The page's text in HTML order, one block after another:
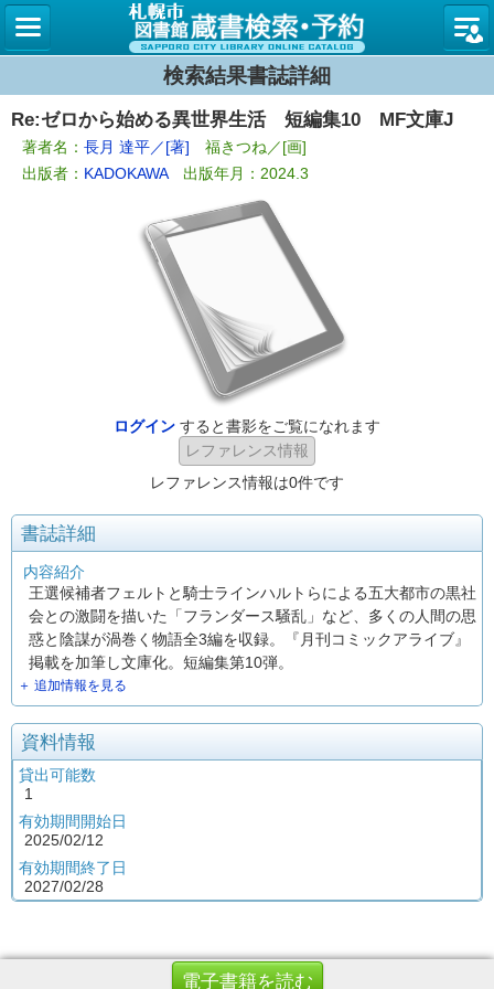
札幌市
検索結果書誌詳細
Re:ゼロから始める異世界生活 短編集10 MF文庫J
著者名： 長月 達平／[著] 福きつね／[画]
出版者： KADOKAWA出版年月：2024.3
ログイン すると書影をご覧になれます
レファレンス情報は0件です
書誌詳細
内容紹介
王選候補者フェルトと騎士ラインハルトらによる五大都市の黒社
会との激闘を描いた「フランダース騒乱」など、多くの人間の思
惑と陰謀が渦巻く物語全3編を収録。『月刊コミックアライブ』
掲載を加筆し文庫化。短編集第10弾。
＋ 追加情報を見る
資料情報
貸出可能数
1
有効期間開始日
2025/02/12
有効期間終了日
2027/02/28